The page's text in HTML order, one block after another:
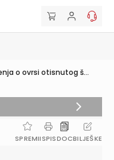
o ovrsi otisnutog š...
SPREMIISPISDOCBILJEŠKE